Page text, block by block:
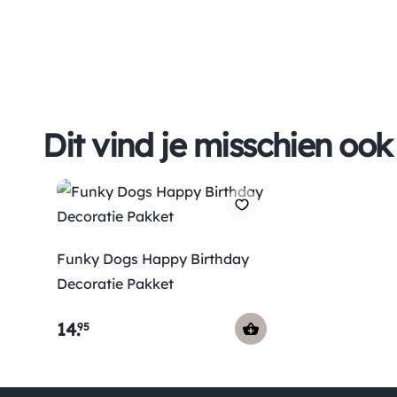
Dit vind je misschien
Funky Dogs Happy Birthday
Decoratie Pakket
14.95